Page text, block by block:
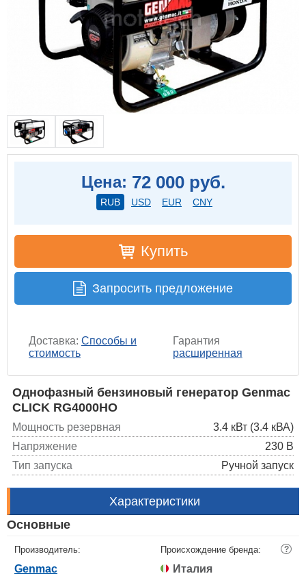
Цена: 72 000 руб.
RUB USD EUR CNY
Купить
Запросить предложение
Доставка: Способы и
стоимость
Гарантия
расширенная
Однофазный бензиновый генератор Genmac
CLICK RG4000HO
Мощность резервная
3.4 кВт (3.4 кВА)
Напряжение
230 В
Тип запуска
Ручной запуск
Характеристики
Основные
Производитель:
Genmac
Происхождение бренда: ?
Италия